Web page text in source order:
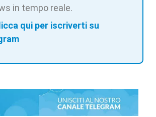
in tempo reale.
qui per iscriverti su